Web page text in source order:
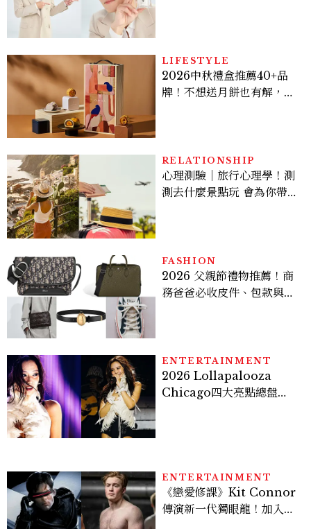
倦感，超神！
LIFESTYLE
2026中秋禮盒推薦40+品
牌！不想送月餅也有解，送
RELATIONSHIP
心理測驗｜旅行心理學！測
測去什麼景點玩 會為你帶來
FASHION
2026 父親節禮物推薦！商
務爸爸必收皮件、包款與鞋
ENTERTAINMENT
2026 Lollapalooza
Chicago四大亮點總盤
ENTERTAINMENT
《戀愛修課》Kit Connor
傳演新一代獨眼龍！加入新